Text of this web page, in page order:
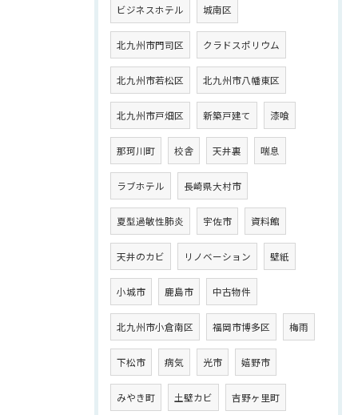
ビジネスホテル 城南区
北九州市門司区 クラドスポリウム
北九州市若松区 北九州市八幡東区
北九州市戸畑区 新築戸建て 漆喰
那珂川町 校舎 天井裏 喘息
ラブホテル 長崎県大村市
夏型過敏性肺炎 宇佐市 資料館
天井のカビ リノベーション 壁紙
小城市 鹿島市 中古物件
北九州市小倉南区 福岡市博多区 梅雨
下松市 病気 光市 嬉野市
みやき町 土壁カビ 吉野ヶ里町